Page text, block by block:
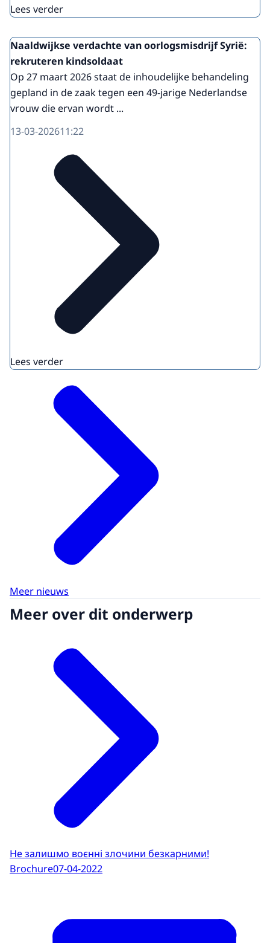
Lees verder
Naaldwijkse verdachte van oorlogsmisdrijf Syrië:
rekruteren kindsoldaat
Op 27 maart 2026 staat de inhoudelijke behandeling
gepland in de zaak tegen een 49-jarige Nederlandse
vrouw die ervan wordt ...
13-03-202611:22
Lees verder
Meer nieuws
Meer over dit onderwerp
Не залишмо воєнні злочини безкарними!
Brochure07-04-2022